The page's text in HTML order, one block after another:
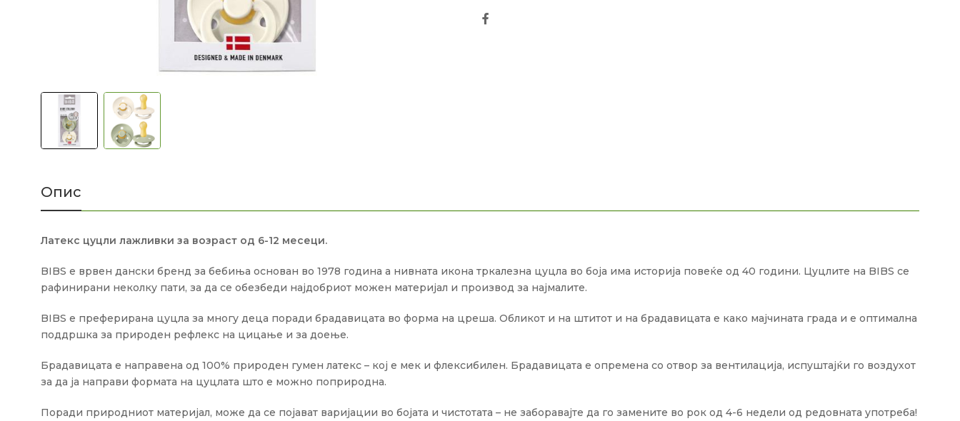
Опис
Латекс цуцли лажливки за возраст од 6-12 месеци.
BIBS е врвен дански бренд за бебиња основан во 1978 година а нивната икона тркалезна цуцла во боја има историја повеќе од 40 години. Цуцлите на BIBS се
рафинирани неколку пати, за да се обезбеди најдобриот можен материјал и производ за најмалите.
BIBS е преферирана цуцла за многу деца поради брадавицата во форма на цреша. Обликот и на штитот и на брадавицата е како мајчината града и е оптимална
поддршка за природен рефлекс на цицање и за доење.
Брадавицата е направена од 100% природен гумен латекс – кој е мек и флексибилен. Брадавицата е опремена со отвор за вентилација, испуштајќи го воздухот
за да ја направи формата на цуцлата што е можно поприродна.
Поради природниот материјал, може да се појават варијации во бојата и чистотата – не заборавајте да го замените во рок од 4-6 недели од редовната употреба!